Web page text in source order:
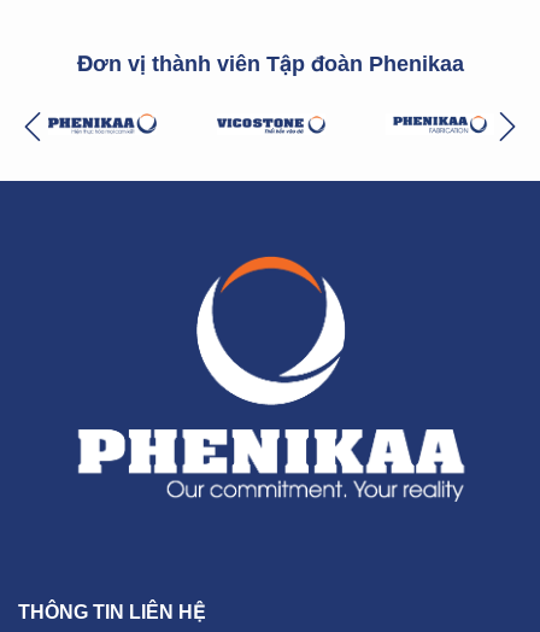
Đơn vị thành viên Tập đoàn Phenikaa
THÔNG TIN LIÊN HỆ